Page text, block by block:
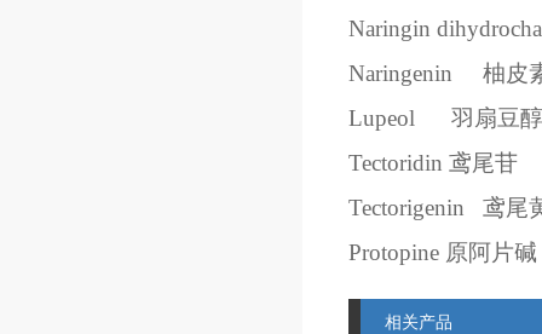
Naringin
Naringenin
柚皮
Lupeol
羽扇豆醇
Tectoridin 鸢尾苷
Tectorigenin
鸢尾
Protopine 原阿片碱
相关产品